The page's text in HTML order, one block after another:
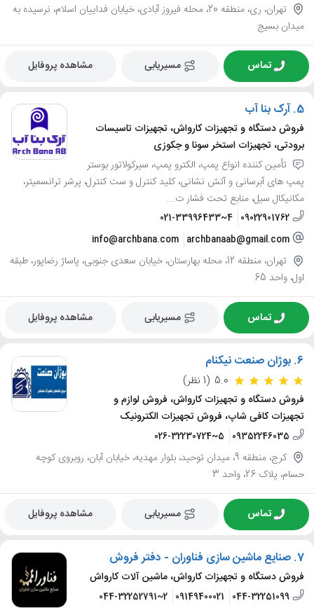
تهران، ری، منطقه 20، محله فیروز آبادی، خیابان فداییان اسلام، نرسیده به
میدان بسیج
تماس مسیریابی مشاهده پروفایل
5. آرک بنا آب
فروش دستگاه و تجهیزات کارواش، تجهیزات تاسیسات
برودتی، تجهیزات استخر سونا و جکوزی
تأمین کننده انواع پمپ، الکترو پمپ، سیرکولاتور بوستر
پمپ های آبرسانی و آتش نشانی، کلید کنترل و ست کنترل، پرشر ترانسمیتر،
مکانیکال سیل، منابع تحت فشار ت...
09022901762
021-33996433~4
archbanaab@gmail.com
info@archbana.com
تهران، منطقه 12، محله بهارستان، خیابان سعدی جنوبی، پاساژ رضاپور، طبقه
اول، واحد 65
تماس مسیریابی مشاهده پروفایل
6. بوژان صنعت نیکنام
5.0 (1 نظر)
فروش دستگاه و تجهیزات کارواش، فروش لوازم و
تجهیزات کافی شاپ، فروش تجهیزات الکترونیک
09352246035
026-32230724~5
کرج، منطقه 9، میدان توحید، بلوار مهدیه، خیابان آبان، روبروی کوچه
حسام، پلاک 26، واحد 3
تماس مسیریابی مشاهده پروفایل
7. صنایع ماشین سازی فناوران - دفتر فروش
فروش دستگاه و تجهیزات کارواش، ماشین آلات کارواش
044-32251099
09149400021
044-32252791~2